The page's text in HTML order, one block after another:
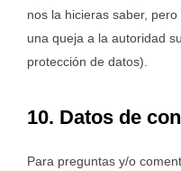
nos la hicieras saber,
una queja a la autoridad
protección de datos).
10. Datos de
Para preguntas y/o